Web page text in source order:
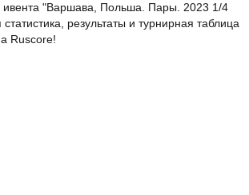
ивента "Варшава, Польша. Пары. 2023 1/4
результаты и турнирная таблица
Ruscore!